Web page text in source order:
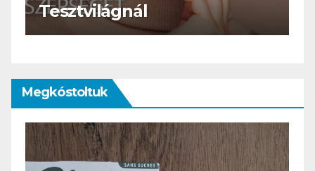
HERBioticum
Megkóstoltuk